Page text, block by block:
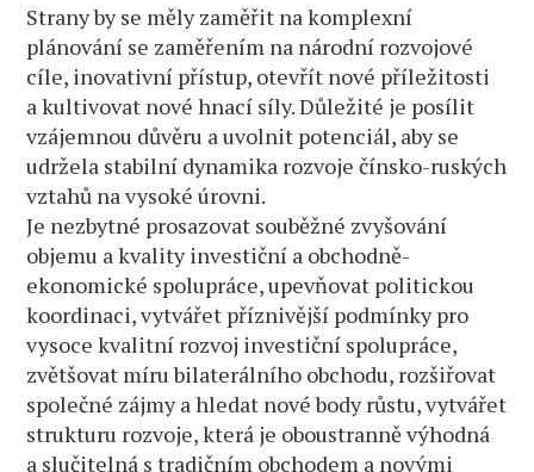
Strany by se měly zaměřit na komplexní
plánování se zaměřením na národní rozvojové
cíle, inovativní přístup, otevřít nové příležitosti
a kultivovat nové hnací síly. Důležité je posílit
vzájemnou důvěru a uvolnit potenciál, aby se
udržela stabilní dynamika rozvoje čínsko-ruských
vztahů na vysoké úrovni.
Je nezbytné prosazovat souběžné zvyšování
objemu a kvality investiční a obchodně-
ekonomické spolupráce, upevňovat politickou
koordinaci, vytvářet příznivější podmínky pro
vysoce kvalitní rozvoj investiční spolupráce,
zvětšovat míru bilaterálního obchodu, rozšiřovat
společné zájmy a hledat nové body růstu, vytvářet
strukturu rozvoje, která je oboustranně výhodná
a slučitelná s tradičním obchodem a novými